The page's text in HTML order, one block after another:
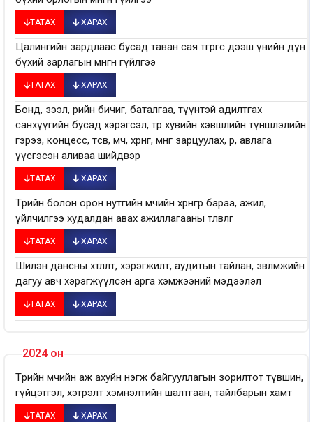
ТАТАХ ХАРАХ
Цалингийн зардлаас бусад таван сая төгрөгөөс дээш үнийн дүн
бүхий зарлагын мөнгөн гүйлгээ
ТАТАХ ХАРАХ
Бонд, зээл, өрийн бичиг, баталгаа, түүнтэй адилтгах
санхүүгийн бусад хэрэгсэл, төр хувийн хэвшлийн түншлэлийн
гэрээ, концесс, төсөв, өмч, хөрөнгө, мөнгө зарцуулах, өр, авлага
үүсгэсэн аливаа шийдвэр
ТАТАХ ХАРАХ
Төрийн болон орон нутгийн өмчийн хөрөнгөөр бараа, ажил,
үйлчилгээ худалдан авах ажиллагааны төлөвлөгөө
ТАТАХ ХАРАХ
Шилэн дансны хөтлөлт, хэрэгжилт, аудитын тайлан, зөвлөмжийн
дагуу авч хэрэгжүүлсэн арга хэмжээний мэдээлэл
ТАТАХ ХАРАХ
2024 он
Төрийн өмчийн аж ахуйн нэгж байгууллагын зорилтот түвшин,
гүйцэтгэл, хэтрэлт хэмнэлтийн шалтгаан, тайлбарын хамт
ТАТАХ ХАРАХ